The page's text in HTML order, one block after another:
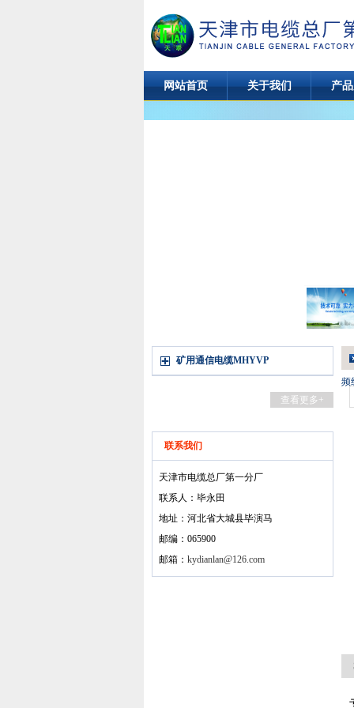
网站首页 关于我们 产
矿用通信电缆MHYVP
查看更多+
联系我们
天津市电缆总厂第一分厂
联系人：毕永田
地址：河北省大城县毕演马
邮编：065900
邮箱： kydianlan@126.com
频